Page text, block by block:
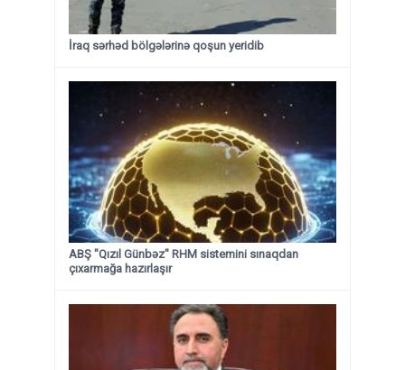
İraq sərhəd bölgələrinə qoşun yeridib
ABŞ "Qızıl Günbəz" RHM sistemini sınaqdan
çıxarmağa hazırlaşır